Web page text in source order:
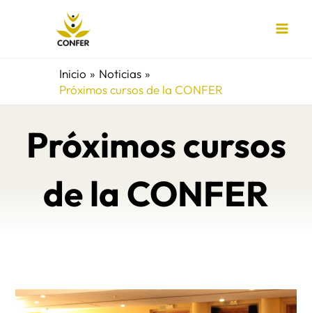
Inicio
Noticias
Próximos cursos de la CONFER
Próximos cursos
de la CONFER